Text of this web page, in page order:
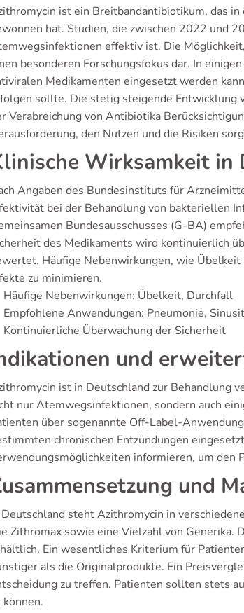
ist ein Breitbandantibiotikum, das
hat. Studien, die zwischen 2022 und
effektiv ist. Die
besonderen Forschungsfokus dar. In
Medikamenten eingesetzt werden
sollte. Die stetig steigende Entwicklung
Verabreichung von Antibiotika
den Nutzen und die Risiken
Wirksamkeit in
Angaben des Bundesinstituts für
bei der Behandlung von bakteriellen
Bundesausschusses (G-BA)
des Medikaments wird kontinuierlich
Häufige Nebenwirkungen, wie
zu minimieren.
Häufige Nebenwirkungen: Übelkeit, Durchfall
Empfohlene Anwendungen: Pneumonie,
Kontinuierliche Überwachung der Sicherheit
und
ist in Deutschland zur Behandlung
nur Atemwegsinfektionen, sondern auch
über sogenannte Off-Label-
chronischen Entzündungen
informieren, um den
und
Deutschland steht Azithromycin in
Zithromax sowie eine Vielzahl von Generika.
Ein wesentliches Kriterium für
als die Originalprodukte. Ein
zu treffen. Patienten sollten stets
können.